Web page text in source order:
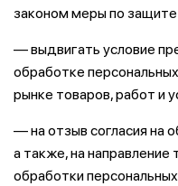
законом меры по защите
— выдвигать условие
обработке
рынке товаров, работ и
— на отзыв согласия на
а также, на
обработки